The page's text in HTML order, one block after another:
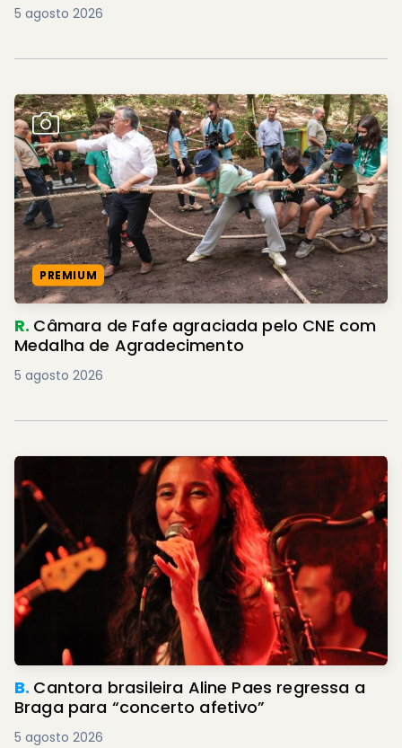
5 agosto 2026
PREMIUM
R. Câmara de Fafe agraciada pelo CNE com
Medalha de Agradecimento
5 agosto 2026
B. Cantora brasileira Aline Paes regressa a
Braga para “concerto afetivo”
5 agosto 2026